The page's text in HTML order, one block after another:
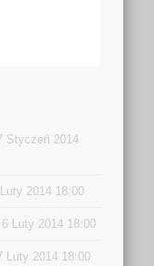
Styczeń 2014
2014 18:00
Luty 2014 18:00
Luty 2014 18:00